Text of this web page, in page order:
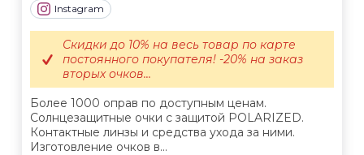
Instagram
Более 1000 оправ по доступным ценам.
Солнцезащитные очки с защитой POLARIZED.
Контактные линзы и средства ухода за ними.
Изготовление очков в...
Скидки до 10% на весь товар по карте
постоянного покупателя! -20% на заказ
вторых очков...